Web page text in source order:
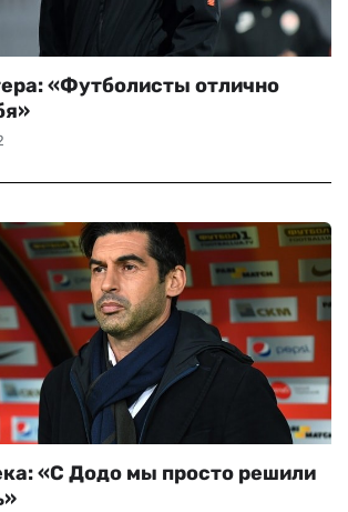
«Футболисты отлично
«С Додо мы просто решили